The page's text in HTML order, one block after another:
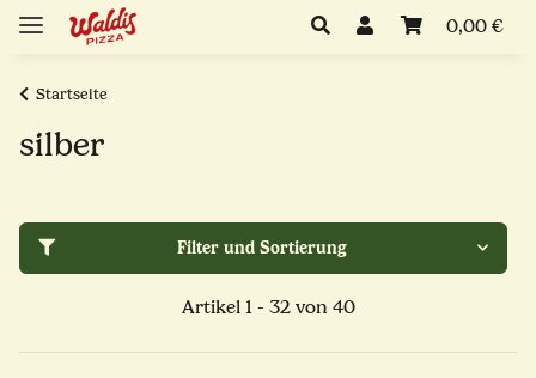
0,00 €
Startseite
silber
Filter und Sortierung
Artikel 1 - 32 von 40